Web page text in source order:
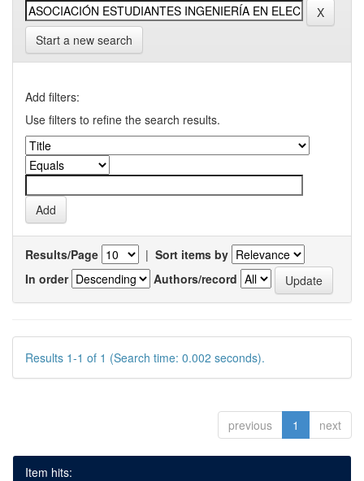
Start a new search
Add filters:
Use filters to refine the search results.
Results/Page | Sort items by
In order
Authors/record
Results 1-1 of 1 (Search time: 0.002 seconds).
previous 1 next
Item hits: